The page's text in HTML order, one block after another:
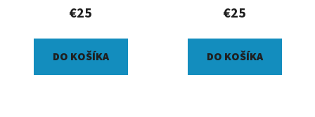
€25
DO KOŠÍKA
€25
DO KOŠÍKA